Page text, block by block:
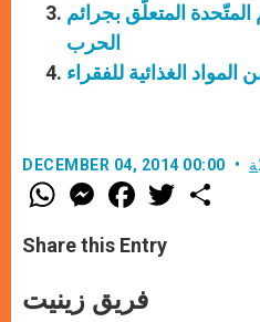
المتعلّق بجرائم
الحرب
DECEMBER 04, 2014 00:00
W
h
t
s
p
p
M
e
s
e
g
e
F
a
e
b
o
k
w
Share this Entry
فريق زينيت